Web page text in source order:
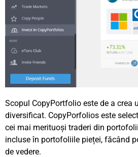
Scopul CopyPortfolio este de a crea
diversificat. CopyPorfolios este
cei mai merituoși traderi din
incluse în portofoliile pieței, făcând
de vedere.